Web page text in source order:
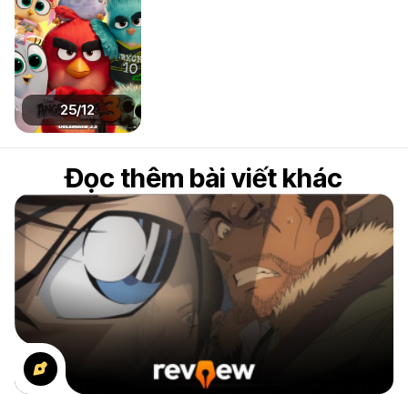
25/12
Đọc thêm bài viết khác